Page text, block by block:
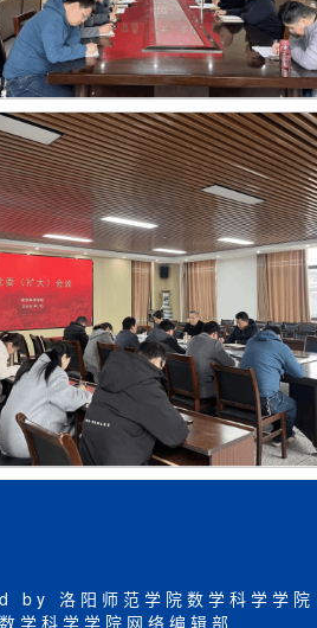
洛阳师范学院数学科学学院
学科学学院网络编辑部